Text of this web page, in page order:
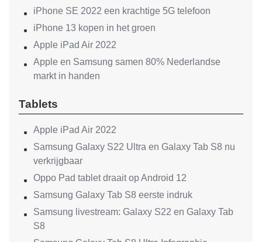
iPhone SE 2022 een krachtige 5G telefoon
iPhone 13 kopen in het groen
Apple iPad Air 2022
Apple en Samsung samen 80% Nederlandse
markt in handen
Tablets
Apple iPad Air 2022
Samsung Galaxy S22 Ultra en Galaxy Tab S8 nu
verkrijgbaar
Oppo Pad tablet draait op Android 12
Samsung Galaxy Tab S8 eerste indruk
Samsung livestream: Galaxy S22 en Galaxy Tab
S8